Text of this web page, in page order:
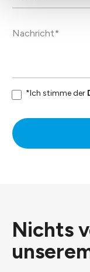
*Ich stimme der
Nichts